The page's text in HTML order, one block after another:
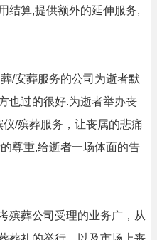
结算,提供额外的延伸服务,
/安葬服务的公司为逝者默
也过的很好.为逝者举办丧
/殡葬服务，让丧属的悲痛
尊重,给逝者一场体面的告
殡葬公司受理的业务广，从